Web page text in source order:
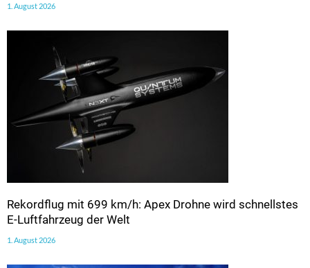
1. August 2026
Rekordflug mit 699 km/h: Apex Drohne wird schnellstes
E-Luftfahrzeug der Welt
1. August 2026